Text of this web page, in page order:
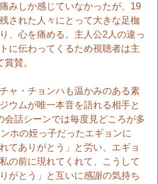
みしか感じていなかったが、19
された人々にとって大きな足枷
、心を痛める。主人公2人の違っ
に伝わってくるため視聴者は主
賛。
ャ・チョンハも温かみのある素
ウムが唯一本音を語れる相手と
会話シーンでは毎度見どころが多
ホの姪っ子だったエギョンに
てありがとう」と労い、エギョ
の前に現れてくれて、こうして
がとう」と互いに感謝の気持ち